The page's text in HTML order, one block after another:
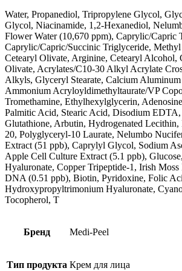
Water, Propanediol, Tripropylene Glycol,
Glycol, Niacinamide, 1,2-Hexanediol,
Flower Water (10,670 ppm), Caprylic/Capric
Caprylic/Capric/Succinic Triglyceride,
Cetearyl Olivate, Arginine, Cetearyl Alcohol,
Olivate, Acrylates/C10-30 Alkyl Acrylate
Alkyls, Glyceryl Stearate, Calcium
Ammonium Acryloyldimethyltaurate/VP
Tromethamine, Ethylhexylglycerin,
Palmitic Acid, Stearic Acid, Disodium EDTA,
Glutathione, Arbutin, Hydrogenated Lecithin,
20, Polyglyceryl-10 Laurate, Nelumbo
Extract (51 ppb), Caprylyl Glycol, Sodium
Apple Cell Culture Extract (5.1 ppb),
Hyaluronate, Copper Tripeptide-1, Irish
DNA (0.51 ppb), Biotin, Pyridoxine, Folic
Hydroxypropyltrimonium Hyaluronate,
Tocopherol, T
Бренд Medi-Peel
Тип продукта Крем для лица